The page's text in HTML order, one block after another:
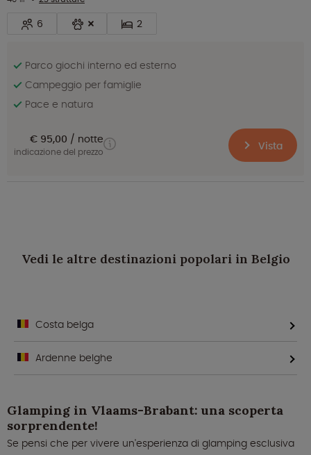
6 2
Parco giochi interno ed esterno
Campeggio per famiglie
Pace e natura
€ 95,00 notte
indicazione del prezzo Vista
Vedi le altre destinazioni popolari in Belgio
Costa belga
Ardenne belghe
Glamping in Vlaams-Brabant: una scoperta
sorprendente!
Se pensi che per vivere un'esperienza di glamping esclusiva